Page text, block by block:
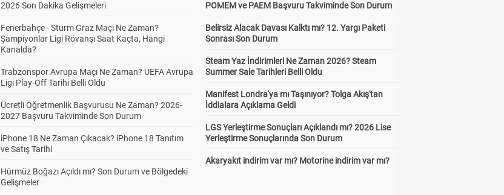
2026 Son Dakika Gelişmeleri
Fenerbahçe - Sturm Graz Maçı Ne Zaman?
Şampiyonlar Ligi Rövanşı Saat Kaçta, Hangi
Kanalda?
Trabzonspor Avrupa Maçı Ne Zaman? UEFA Avrupa
Ligi Play-Off Tarihi Belli Oldu
Ücretli Öğretmenlik Başvurusu Ne Zaman? 2026-
2027 Başvuru Takviminde Son Durum
iPhone 18 Ne Zaman Çıkacak? iPhone 18 Tanıtım
ve Satış Tarihi
Hürmüz Boğazı Açıldı mı? Son Durum ve Bölgedeki
Gelişmeler
POMEM ve PAEM Başvuru Takviminde Son Durum
Belirsiz Alacak Davası Kalktı mı? 12. Yargı Paketi
Sonrası Son Durum
Steam Yaz İndirimleri Ne Zaman 2026? Steam
Summer Sale Tarihleri Belli Oldu
Manifest Londra'ya mı Taşınıyor? Tolga Akış'tan
İddialara Açıklama Geldi
LGS Yerleştirme Sonuçları Açıklandı mı? 2026 Lise
Yerleştirme Sonuçlarında Son Durum
Akaryakıt indirim var mı? Motorine indirim var mı?